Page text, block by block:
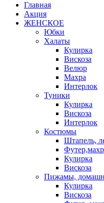
Главная
Акция
ЖЕНСКОЕ
Юбки
Халаты
Кулирка
Вискоза
Велюр
Махра
Интерлок
Туники
Кулирка
Вискоза
Интерлок
Костюмы
Штапель,
Кулирка
Вискоза
Пижамы,
Кулирка
Вискоза